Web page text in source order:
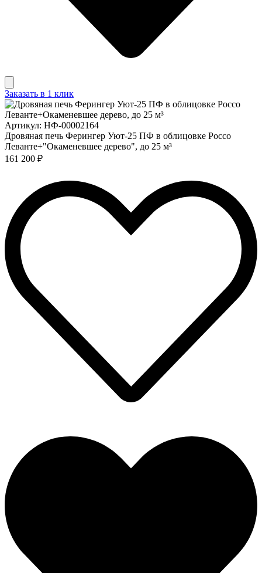
Заказать в 1 клик
Артикул: НФ-00002164
Дровяная печь Ферингер Уют-25 ПФ в облицовке Россо
Леванте+"Окаменевшее дерево", до 25 м³
161 200 ₽